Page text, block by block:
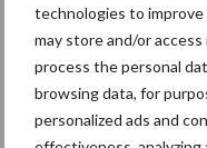
technologies to
may store and/or
process the personal
browsing data, for
personalized ads and